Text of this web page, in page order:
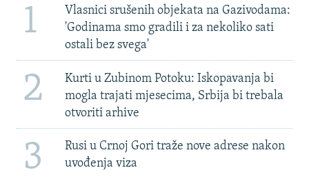
1
Vlasnici srušenih objekata na Gazivodama:
'Godinama smo gradili i za nekoliko sati
ostali bez svega'
2
Kurti u Zubinom Potoku: Iskopavanja bi
mogla trajati mjesecima, Srbija bi trebala
otvoriti arhive
3
Rusi u Crnoj Gori traže nove adrese nakon
uvođenja viza